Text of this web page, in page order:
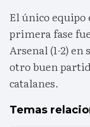
El único equipo
primera fase
Arsenal (1-2) en
otro buen
catalanes.
Temas